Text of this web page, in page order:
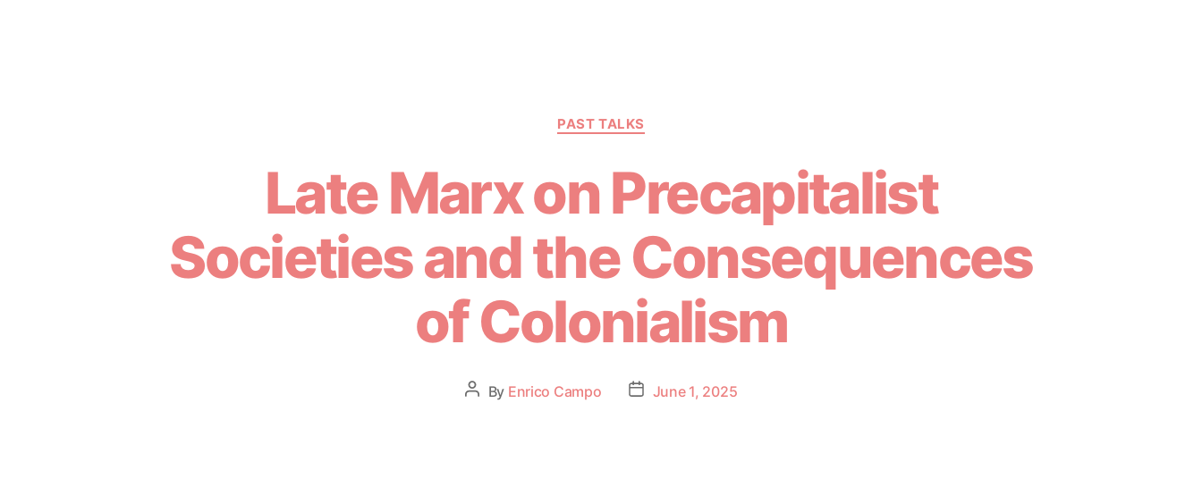
PAST TALKS
Late Marx on Precapitalist
Societies and the Consequences
of Colonialism
By Enrico Campo June 1, 2025